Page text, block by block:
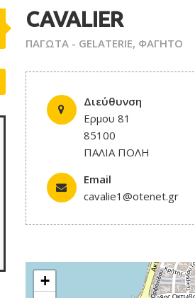
CAVALIER
ΠΑΓΩΤΑ - GELATERIE, ΦΑΓΗΤΟ
Διεύθυνση
Ερμου 81
85100
ΠΑΛΙΑ ΠΟΛΗ
Email
cavalie1@otenet.gr
+